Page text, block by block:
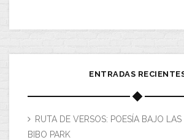
ENTRADAS
RUTA DE VERSOS: POESÍA BAJO LAS
BIBO PARK